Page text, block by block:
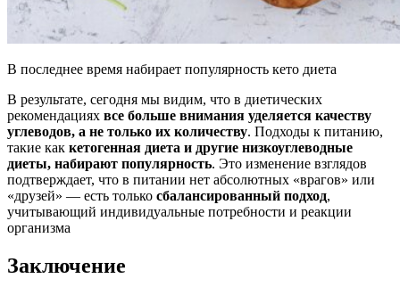
В последнее время набирает популярность кето диета
В результате, сегодня мы видим, что в диетических
рекомендациях все больше внимания уделяется качеству
углеводов, а не только их количеству. Подходы к питанию,
такие как кетогенная диета и другие низкоуглеводные
диеты, набирают популярность. Это изменение взглядов
подтверждает, что в питании нет абсолютных «врагов» или
«друзей» — есть только сбалансированный подход,
учитывающий индивидуальные потребности и реакции
организма
Заключение